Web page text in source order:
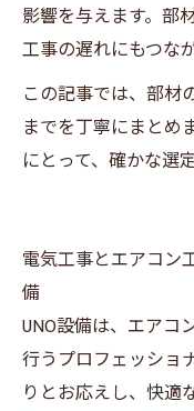
影響を与えます。部
工事の遅れにもつな
この記事では、部材
までを丁寧にまとめ
にとって、確かな選
電気工事とエアコン
備
UNO設備は、エアコ
行うプロフェッショ
りとお応えし、快適